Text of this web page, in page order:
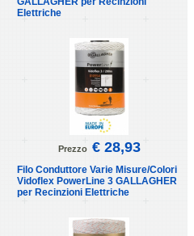
Elettriche
Prezzo € 28,93
Filo Conduttore Varie Misure/Colori
Vidoflex PowerLine 3 GALLAGHER
per Recinzioni Elettriche